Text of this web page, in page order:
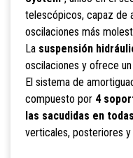
telescópicos, capaz de
oscilaciones más
La suspensión
oscilaciones y ofrece
El sistema de
compuesto por 4
las sacudidas en
verticales, posteriores y